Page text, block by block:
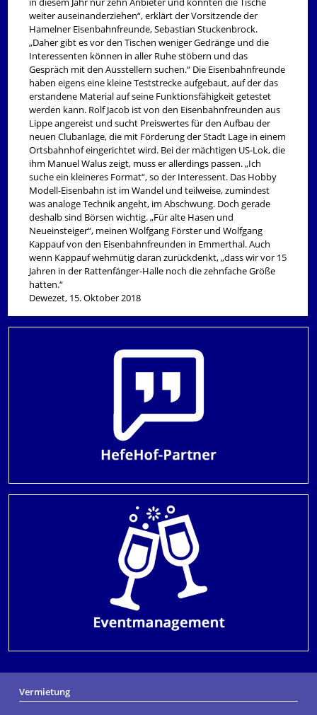
weiter auseinanderziehen“, erklärt der Vorsitzende der
Hamelner Eisenbahnfreunde, Sebastian Stuckenbrock.
„Daher gibt es vor den Tischen weniger Gedränge und die
Interessenten können in aller Ruhe stöbern und das
Gespräch mit den Ausstellern suchen.“ Die Eisenbahnfreunde
haben eigens eine kleine Teststrecke aufgebaut, auf der das
erstandene Material auf seine Funktionsfähigkeit getestet
werden kann. Rolf Jacob ist von den Eisenbahnfreunden aus
Lippe angereist und sucht Preiswertes für den Aufbau der
neuen Clubanlage, die mit Förderung der Stadt Lage in einem
Ortsbahnhof eingerichtet wird. Bei der mächtigen US-Lok, die
ihm Manuel Walus zeigt, muss er allerdings passen. „Ich
suche ein kleineres Format“, so der Interessent. Das Hobby
Modell-Eisenbahn ist im Wandel und teilweise, zumindest
was analoge Technik angeht, im Abschwung. Doch gerade
deshalb sind Börsen wichtig. „Für alte Hasen und
Neueinsteiger“, meinen Wolfgang Förster und Wolfgang
Kappauf von den Eisenbahnfreunden in Emmerthal. Auch
wenn Kappauf wehmütig daran zurückdenkt, „dass wir vor 15
Jahren in der Rattenfänger-Halle noch die zehnfache Größe
hatten.“
Dewezet, 15. Oktober 2018
Vermietung